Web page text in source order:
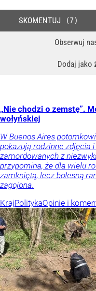
Obserwuj
Dodaj jako
SKOMENTUJ 7
„Nie chodzi o zemstę”.
wołyńskiej
W Buenos Aires
pokazują rodzinne zdjęcia
zamordowanych z
przypomina, że dla wielu
zamkniętą, lecz bolesną
zagojona.
KrajPolitykaOpinie i